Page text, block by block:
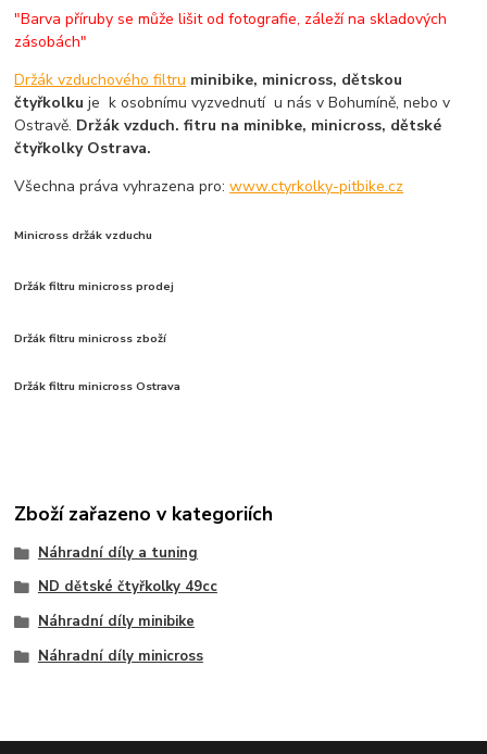
"Barva příruby se může lišit od fotografie, záleží na skladových
zásobách"
Držák vzduchového filtru minibike, minicross, dětskou
čtyřkolku je k osobnímu vyzvednutí u nás v Bohumíně, nebo v
Ostravě. Držák vzduch. fitru na minibke, minicross, dětské
čtyřkolky Ostrava.
Všechna práva vyhrazena pro:www.ctyrkolky-pitbike.cz
Minicross držák vzduchu
Držák filtru minicross prodej
Držák filtru minicross zboží
Držák filtru minicross Ostrava
Zboží zařazeno v kategoriích
Náhradní díly a tuning
ND dětské čtyřkolky 49cc
Náhradní díly minibike
Náhradní díly minicross